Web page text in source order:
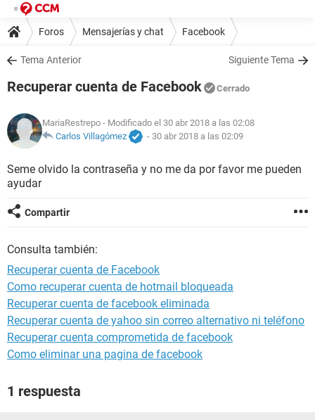
Foros Mensajerías y chat Facebook
Tema Anterior Siguiente Tema
Recuperar cuenta de Facebook Cerrado
MariaRestrepo - Modificado el 30 abr 2018 a las 02:08
Carlos Villagómez
- 30 abr 2018 a las 02:09
Seme olvido la contraseña y no me da por favor me pueden
ayudar
Compartir
Consulta también:
Recuperar cuenta de Facebook
Como recuperar cuenta de hotmail bloqueada
Recuperar cuenta de facebook eliminada
Recuperar cuenta de yahoo sin correo alternativo ni teléfono
Recuperar cuenta comprometida de facebook
Como eliminar una pagina de facebook
1 respuesta